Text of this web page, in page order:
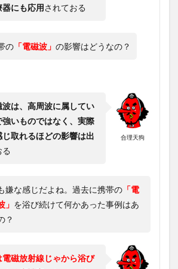
器にも応用されておる
の 「電磁波」 の影響はどうなの？
合理天狗
は、高周波に属してい
いものではなく、実際
取れるほどの影響は出
嫌な感じだよね。過去に携帯の 「電
」 を浴び続けて何かあった事例はあ
？
電磁放射線じゃから浴び